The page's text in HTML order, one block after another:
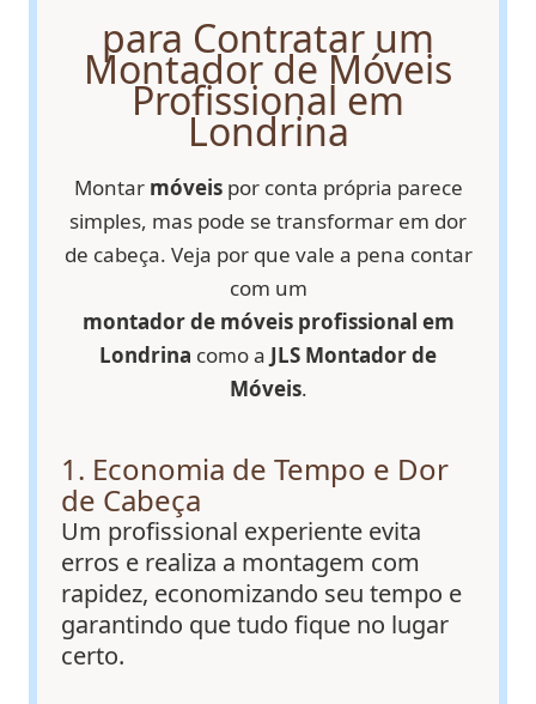
para Contratar um
Montador de Móveis
Profissional em
Londrina
Montar móveispor conta própria parece
simples, mas pode se transformar em dor
de cabeça. Veja por que vale a pena contar
com um
montador de móveis profissional em
Londrina como a JLS Montador de
Móveis.
1. Economia de Tempo e Dor
de Cabeça
Um profissional experiente evita
erros e realiza a montagem com
rapidez, economizando seu tempo e
garantindo que tudo fique no lugar
certo.